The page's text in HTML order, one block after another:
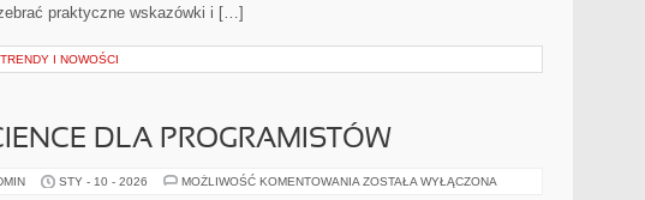
praktyczne wskazówki i […]
TRENDY I NOWOŚCI
DLA PROGRAMISTÓW
STY - 10 - 2026 MOŻLIWOŚĆ KOMENTOWANIA DATA
ZOSTAŁA WYŁĄCZONA